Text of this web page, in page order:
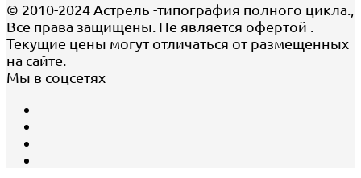
© 2010-2024 Астрель -типография полного цикла.,
Все права защищены. Не является офертой .
Текущие цены могут отличаться от размещенных
на сайте.
Мы в соцсетях